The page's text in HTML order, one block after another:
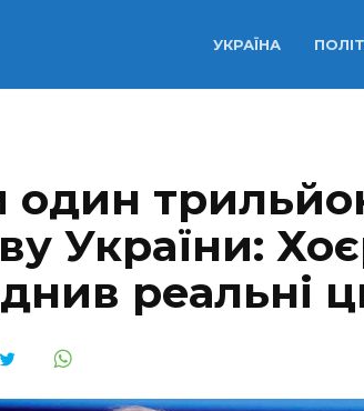
УКРАЇНА
один
України:
реальні